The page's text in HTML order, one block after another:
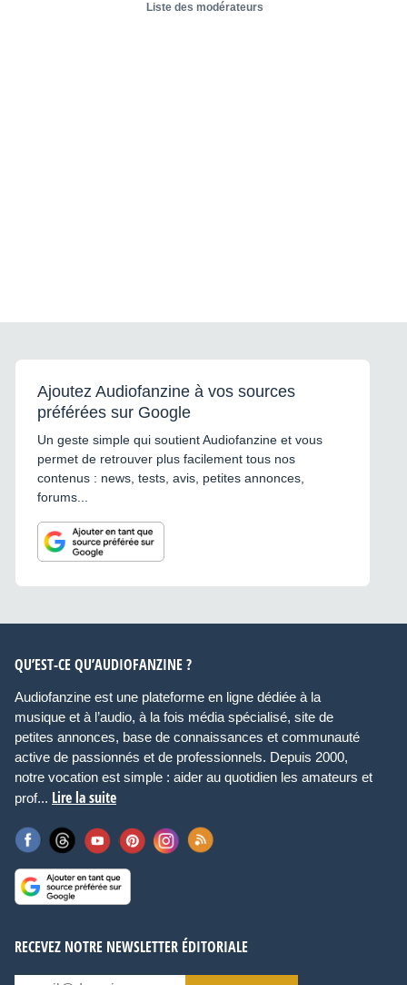
Liste des modérateurs
Ajoutez Audiofanzine à vos sources
préférées sur Google
Un geste simple qui soutient Audiofanzine et vous
permet de retrouver plus facilement tous nos
contenus : news, tests, avis, petites annonces,
forums...
QU’EST-CE QU’AUDIOFANZINE ?
Audiofanzine est une plateforme en ligne dédiée à la
musique et à l’audio, à la fois média spécialisé, site de
petites annonces, base de connaissances et communauté
active de passionnés et de professionnels. Depuis 2000,
notre vocation est simple : aider au quotidien les amateurs et
prof... Lire la suite
RECEVEZ NOTRE NEWSLETTER ÉDITORIALE